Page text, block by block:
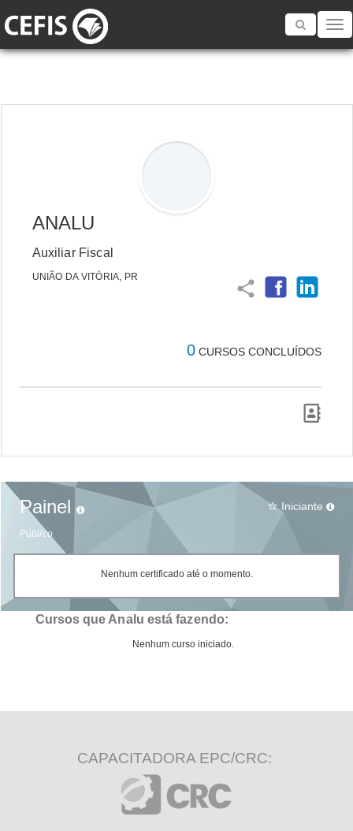
Toggle
ANALU
Auxiliar Fiscal
UNIÃO DA VITÓRIA, PR
share
0 CURSOS CONCLUÍDOS
Painel
Público
star_border Iniciante
Nenhum certificado até o momento.
Cursos que Analu está fazendo:
Nenhum curso iniciado.
CAPACITADORA EPC/CRC: